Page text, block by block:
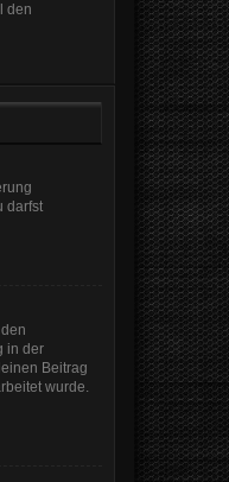
den
darfst
in der
Beitrag
wurde.